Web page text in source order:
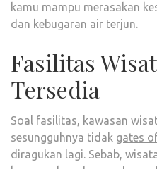
kamu mampu merasakan
dan kebugaran air terjun.
Fasilitas
Tersedia
Soal fasilitas, kawasan
sesungguhnya tidak gates
diragukan lagi. Sebab,